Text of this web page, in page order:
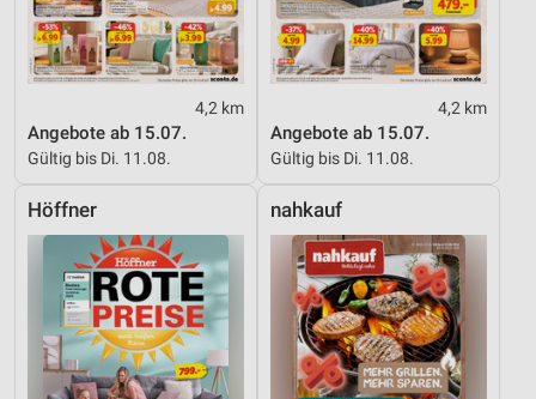
4,2 km
Angebote ab 15.07.
Gültig bis Di. 11.08.
4,2 km
Angebote ab 15.07.
Gültig bis Di. 11.08.
Höffner nahkauf